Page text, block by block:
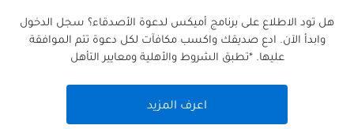
هل تود الاطلاع على برنامج أميكس لدعوة الأصدقاء؟ سجل الدخول
وابدأ الآن. ادع صديقك واكسب مكافآت لكل دعوة تتم الموافقة
عليها. *تطبق الشروط والأهلية ومعايير التأهل
اعرف المزيد